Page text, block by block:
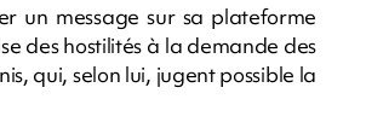
un message sur sa plateforme
des hostilités à la demande des
qui, selon lui, jugent possible la